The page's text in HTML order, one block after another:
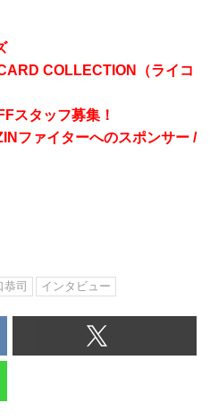
COLLECTION（ライコ
スタッフ募集！
ファイターへのスポンサー /
恭司 インタビュー